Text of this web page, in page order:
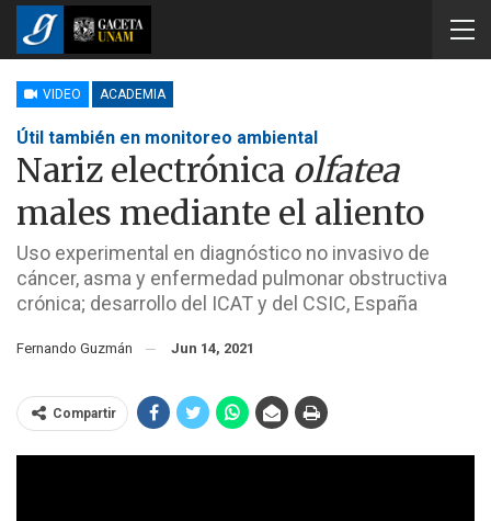
VIDEO ACADEMIA
Útil también en monitoreo ambiental
Nariz electrónica olfatea
males mediante el aliento
Uso experimental en diagnóstico no invasivo de
cáncer, asma y enfermedad pulmonar obstructiva
crónica; desarrollo del ICAT y del CSIC, España
Fernando Guzmán Jun 14, 2021
Compartir